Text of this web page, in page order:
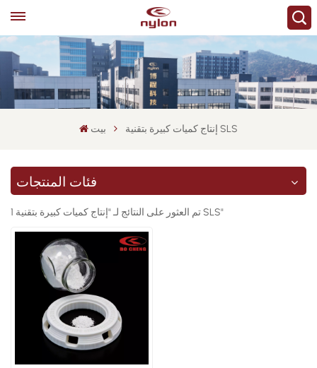
بيت إنتاج كميات كبيرة بتقنية SLS
فئات المنتجات
1 تم العثور على النتائج لـ "إنتاج كميات كبيرة بتقنية SLS"